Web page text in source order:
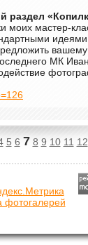
раздел
моих мастер-
идеями
МК
5 6 7 8 9 10 11 12
фотогалерей